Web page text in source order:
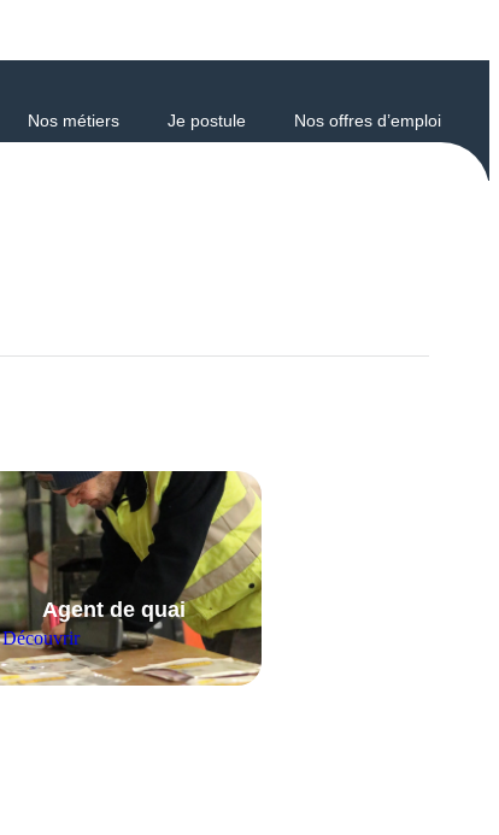
Nos métiers Je postule Nos offres d’emploi
Agent de quai
Découvrir